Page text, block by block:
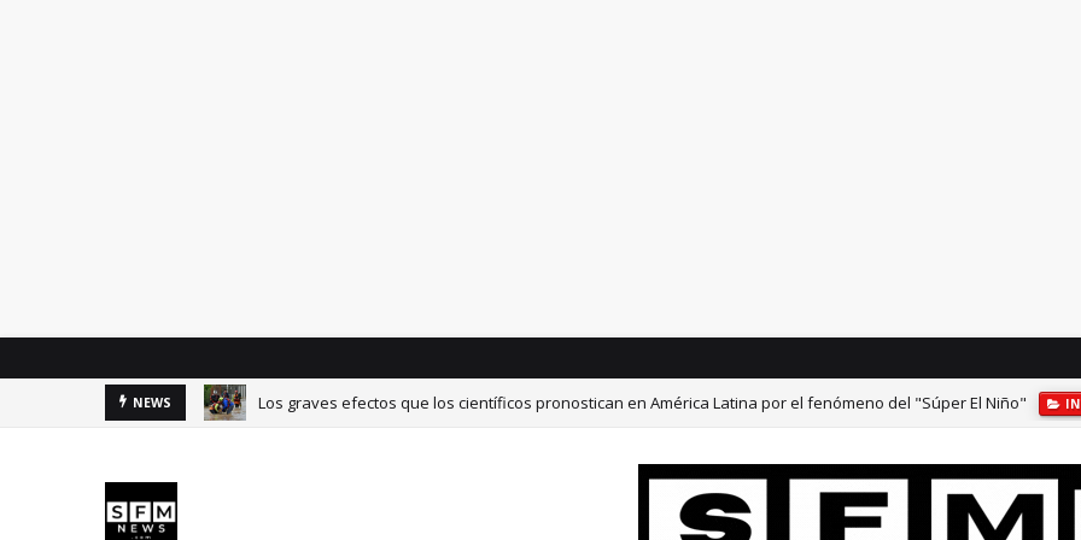
NEWS Los graves efectos que los científicos pronostican en América Latina por el fenómeno del "Súper El Niño"